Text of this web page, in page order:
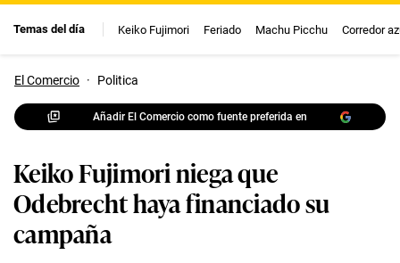
Temas del día Keiko Fujimori Feriado Machu Picchu Corredor
El Comercio · Politica
Añadir El Comercio como fuente preferida en
Keiko Fujimori niega que
Odebrecht haya financiado su
campaña